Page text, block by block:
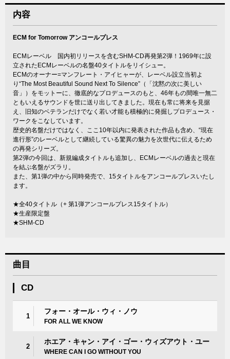
内容
ECM for Tomorrow アンコールプレス
ECMレーベル 国内初リリースを含むSHM-CD再発第2弾！1969年に設
立されたECMレーベルの名盤40タイトルをリイシュー。
ECMのオーナー=マンフレート・アイヒャーが、レーベル設立当初よ
り“The Most Beautiful Sound Next To Silence”（「沈黙の次に美しい
音」）をモットーに、徹底的なプロデュースのもと、46年もの間唯一無二
ともいえるサウンドを世に送り出してきました。現在も常に将来を見据
え、旧知のベテランだけでなく若い才能も積極的に発掘しプロデュース・
ワークをこなしています。
歴史的名盤だけではなく、ここ10年以内に発表された作品も含め、“現在
進行形”のレーベルとして継続している驚異の魅力を次世代に伝えるため
の再発シリーズ。
第2弾の今回は、新規編成タイトルも追加し、ECMレーベルの過去と現在
を結ぶ名盤がズラリ。
また、第1弾の中から同時発売で、15タイトルをアンコールプレスいたし
ます。
★全40タイトル（+ 第1弾アンコールプレス15タイトル）
★生産限定盤
★SHM-CD
曲目
CD
1
フォー・オール・ウィ・ノウ
FOR ALL WE KNOW
2
ホエア・キャン・アイ・ゴー・ウィズアウト・ユー
WHERE CAN I GO WITHOUT YOU